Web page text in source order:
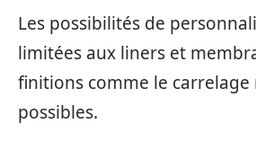
Les possibilités de
limitées aux liners et
finitions comme le carrelage
possibles.